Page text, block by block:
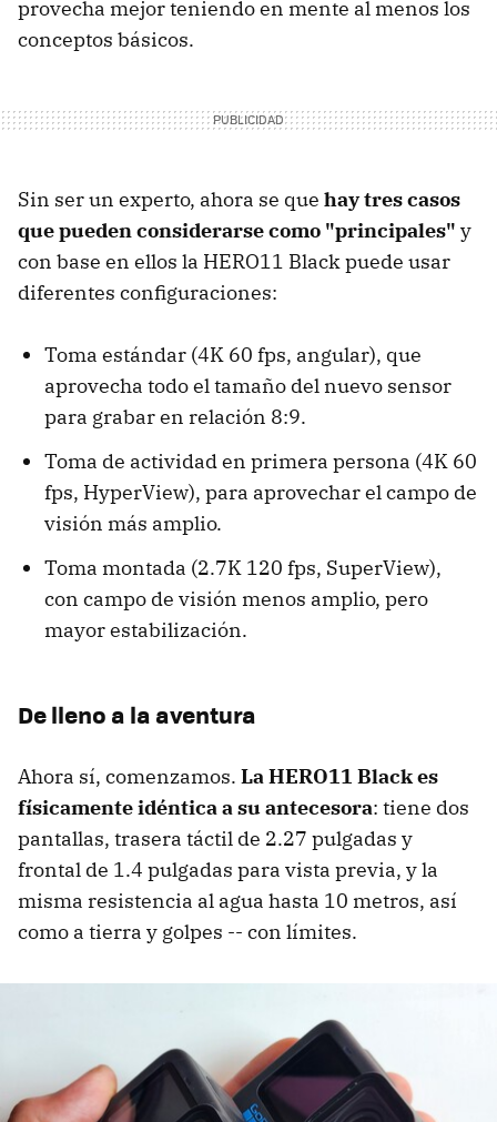
provecha mejor teniendo en mente al menos los
conceptos básicos.
Sin ser un experto, ahora se que hay tres casos
que pueden considerarse como "principales" y
con base en ellos la HERO11 Black puede usar
diferentes configuraciones:
Toma estándar (4K 60 fps, angular), que
aprovecha todo el tamaño del nuevo sensor
para grabar en relación 8:9.
Toma de actividad en primera persona (4K 60
fps, HyperView), para aprovechar el campo de
visión más amplio.
Toma montada (2.7K 120 fps, SuperView),
con campo de visión menos amplio, pero
mayor estabilización.
De lleno a la aventura
Ahora sí, comenzamos. La HERO11 Black es
físicamente idéntica a su antecesora: tiene dos
pantallas, trasera táctil de 2.27 pulgadas y
frontal de 1.4 pulgadas para vista previa, y la
misma resistencia al agua hasta 10 metros, así
como a tierra y golpes -- con límites.